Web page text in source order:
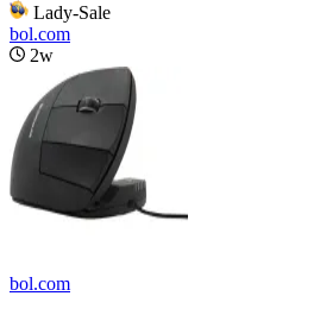
Lady-Sale
bol.com
2w
bol.com